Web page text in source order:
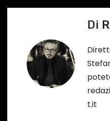
i
Di
t.it